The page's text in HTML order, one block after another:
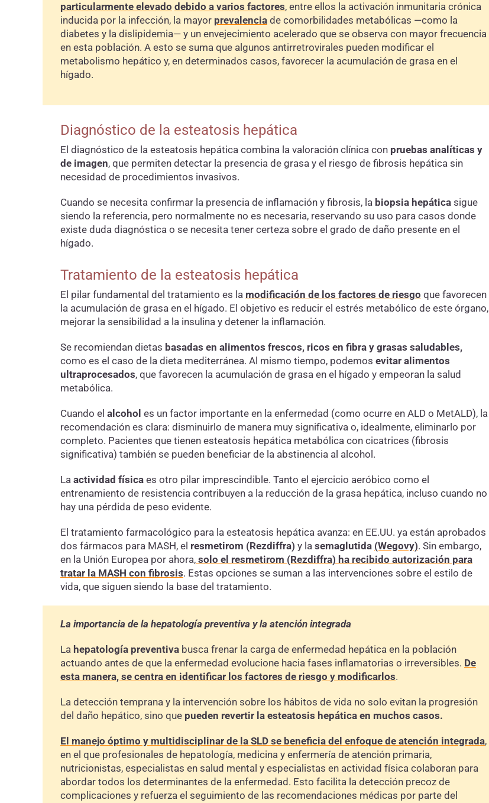
particularmente elevado debido a varios factores, entre ellos la activación inmunitaria crónica
inducida por la infección, la mayor prevalenciade comorbilidades metabólicas —como la
diabetes y la dislipidemia— y un envejecimiento acelerado que se observa con mayor frecuencia
en esta población. A esto se suma que algunos antirretrovirales pueden modificar el
metabolismo hepático y, en determinados casos, favorecer la acumulación de grasa en el
hígado.
Diagnóstico de la esteatosis hepática
El diagnóstico de la esteatosis hepática combina la valoración clínica con pruebas analíticas y
de imagen, que permiten detectar la presencia de grasa y el riesgo de fibrosis hepática sin
necesidad de procedimientos invasivos.
Cuando se necesita confirmar la presencia de inflamación y fibrosis, la biopsia hepática sigue
siendo la referencia, pero normalmente no es necesaria, reservando su uso para casos donde
existe duda diagnóstica o se necesita tener certeza sobre el grado de daño presente en el
hígado.
Tratamiento de la esteatosis hepática
El pilar fundamental del tratamiento es la modificación de los factores de riesgo que favorecen
la acumulación de grasa en el hígado. El objetivo es reducir el estrés metabólico de este órgano,
mejorar la sensibilidad a la insulina y detener la inflamación.
Se recomiendan dietas basadas en alimentos frescos, ricos en fibra y grasas saludables,
como es el caso de la dieta mediterránea. Al mismo tiempo, podemos evitar alimentos
ultraprocesados, que favorecen la acumulación de grasa en el hígado y empeoran la salud
metabólica.
Cuando el alcohol es un factor importante en la enfermedad (como ocurre en ALD o MetALD), la
recomendación es clara: disminuirlo de manera muy significativa o, idealmente, eliminarlo por
completo. Pacientes que tienen esteatosis hepática metabólica con cicatrices (fibrosis
significativa) también se pueden beneficiar de la abstinencia al alcohol.
La actividad físicaes otro pilar imprescindible. Tanto el ejercicio aeróbico como el
entrenamiento de resistencia contribuyen a la reducción de la grasa hepática, incluso cuando no
hay una pérdida de peso evidente.
El tratamiento farmacológico para la esteatosis hepática avanza: en EE.UU. ya están aprobados
dos fármacos para MASH, el resmetirom (Rezdiffra) y la semaglutida (Wegovy). Sin embargo,
en la Unión Europea por ahora,solo el resmetirom (Rezdiffra) ha recibido autorización para
tratar la MASH con fibrosis. Estas opciones se suman a las intervenciones sobre el estilo de
vida, que siguen siendo la base del tratamiento.
La importancia de la hepatología preventiva y la atención integrada
La hepatología preventivabusca frenar la carga de enfermedad hepática en la población
actuando antes de que la enfermedad evolucione hacia fases inflamatorias o irreversibles. De
esta manera, se centra en identificar los factores de riesgo y modificarlos.
La detección temprana y la intervención sobre los hábitos de vida no solo evitan la progresión
del daño hepático, sino que pueden revertir la esteatosis hepática en muchos casos.
El manejo óptimo y multidisciplinar de la SLD se beneficia del enfoque de atención integrada,
en el que profesionales de hepatología, medicina y enfermería de atención primaria,
nutricionistas, especialistas en salud mental y especialistas en actividad física colaboran para
abordar todos los determinantes de la enfermedad. Esto facilita la detección precoz de
complicaciones y refuerza el seguimiento de las recomendaciones médicas por parte del